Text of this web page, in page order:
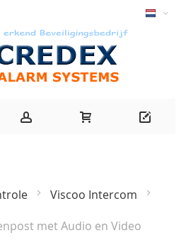
Viscoo Intercom
met Audio en Video